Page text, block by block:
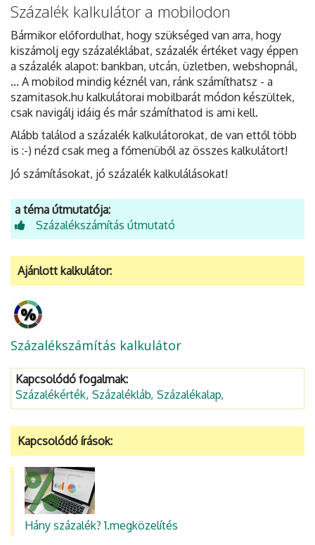
Százalék kalkulátor a mobilodon
Bármikor előfordulhat, hogy szükséged van arra, hogy
kiszámolj egy százaléklábat, százalék értéket vagy éppen
a százalék alapot: bankban, utcán, üzletben, webshopnál,
... A mobilod mindig kéznél van, ránk számíthatsz - a
szamitasok.hu kalkulátorai mobilbarát módon készültek,
csak navigálj idáig és már számíthatod is ami kell.
Alább találod a százalék kalkulátorokat, de van ettől több
is :-) nézd csak meg a főmenüből az összes kalkulátort!
Jó számításokat, jó százalék kalkulálásokat!
a téma útmutatója:
Százalékszámítás útmutató
Ajánlott kalkulátor:
Százalékszámítás kalkulátor
Kapcsolódó fogalmak:
Százalékérték Százalékláb Százalékalap
Kapcsolódó írások:
Hány százalék? 1.megközelítés